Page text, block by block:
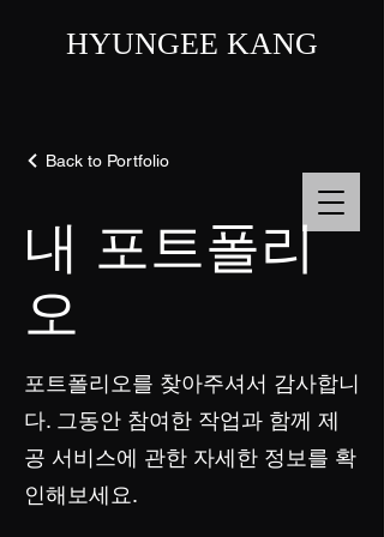
HYUNGEE KANG
Back to Portfolio
내 포트폴리
오
포트폴리오를 찾아주셔서 감사합니
다. 그동안 참여한 작업과 함께 제
공 서비스에 관한 자세한 정보를 확
인해보세요.